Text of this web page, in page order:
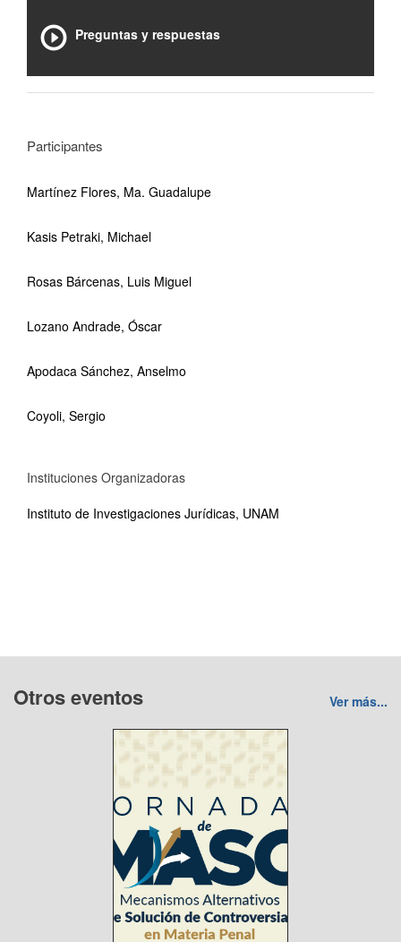
Preguntas y respuestas
Participantes
Martínez Flores, Ma. Guadalupe
Kasis Petraki, Michael
Rosas Bárcenas, Luis Miguel
Lozano Andrade, Óscar
Apodaca Sánchez, Anselmo
Coyoli, Sergio
Instituciones Organizadoras
Instituto de Investigaciones Jurídicas, UNAM
Otros eventos Ver más...